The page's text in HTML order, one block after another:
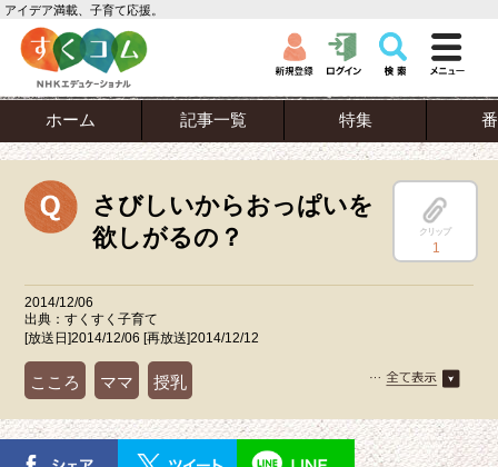
アイデア満載、子育て応援。
ホーム 記事一覧 特集
さびしいからおっぱいを
欲しがるの？
クリップ
1
2014/12/06
出典：すくすく子育て
[放送日]2014/12/06 [再放送]2014/12/12
こころ ママ 授乳